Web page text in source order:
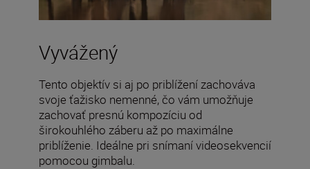
Vyvážený
Tento objektív si aj po priblížení zachováva
svoje ťažisko nemenné, čo vám umožňuje
zachovať presnú kompozíciu od
širokouhlého záberu až po maximálne
priblíženie. Ideálne pri snímaní videosekvencií
pomocou gimbalu.